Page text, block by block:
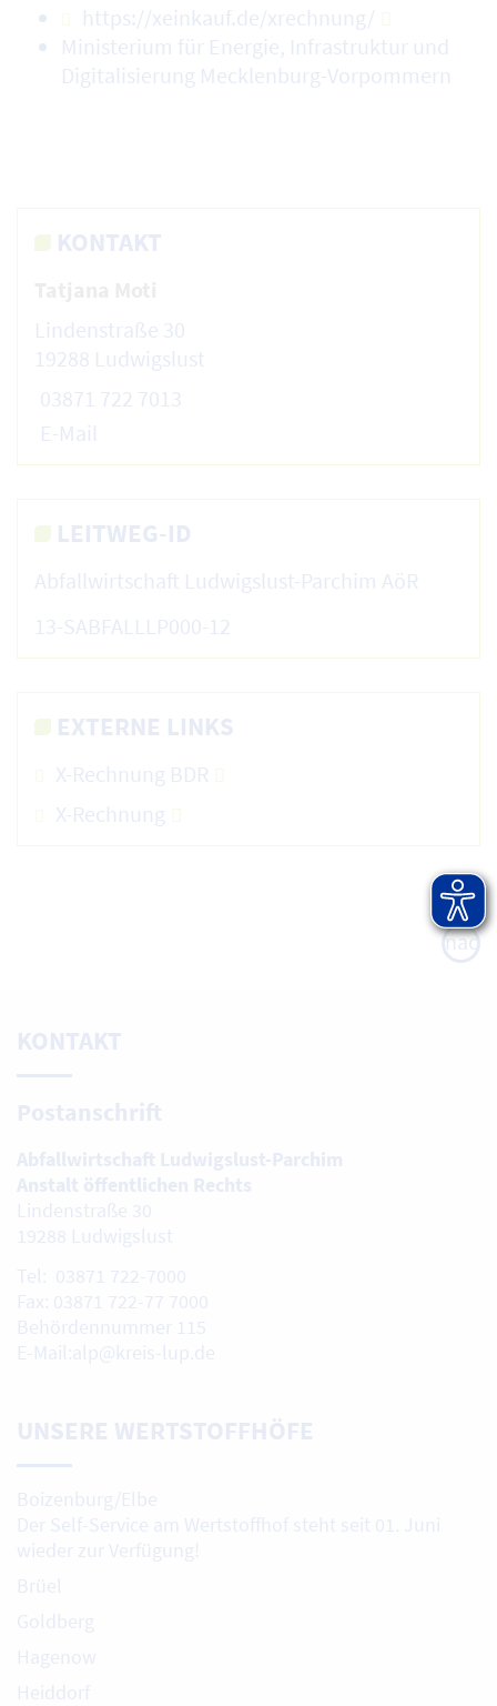
https://xeinkauf.de/xrechnung/
Ministerium für Energie, Infrastruktur und
Digitalisierung Mecklenburg-Vorpommern
KONTAKT
Lindenstraße 30
19288 Ludwigslust
03871 722 7013
E-Mail
LEITWEG-ID
Abfallwirtschaft Ludwigslust-Parchim AöR
13-SABFALLLP000-12
EXTERNE LINKS
X-Rechnung BDR
X-Rechnung
nach
oben
KONTAKT
Postanschrift
Abfallwirtschaft Ludwigslust-Parchim
Anstalt öffentlichen Rechts
Lindenstraße 30
19288 Ludwigslust
Tel: 03871 722-7000
Fax: 03871 722-77 7000
Behördennummer 115
E-Mail:alp@kreis-lup.de
UNSERE WERTSTOFFHÖFE
Boizenburg/Elbe
Der Self-Service am Wertstoffhof steht seit 01. Juni
wieder zur Verfügung!
Brüel
Goldberg
Hagenow
Heiddorf